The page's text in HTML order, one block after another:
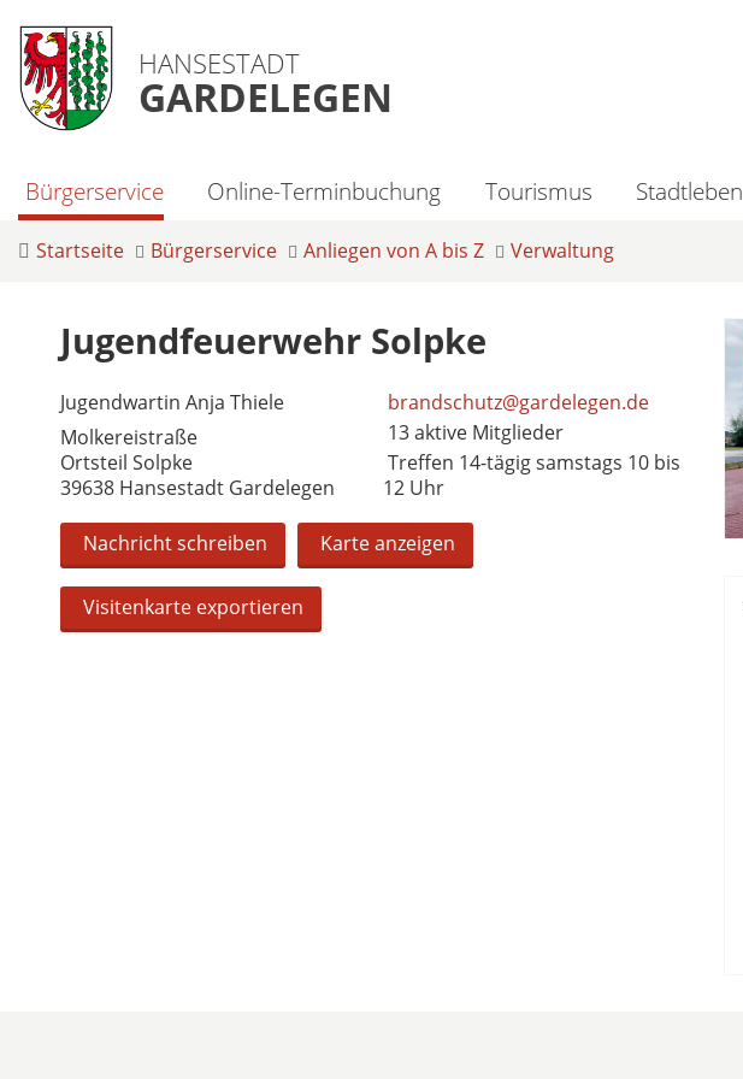
HANSESTADT
GARDELEGEN
Bürgerservice Online-Terminbuchung Tourismus Stadtleben
Startseite Bürgerservice Anliegen von A bis Z Verwaltung
Jugendfeuerwehr Solpke
Jugendwartin Anja Thiele
Molkereistraße
Ortsteil Solpke
39638 Hansestadt Gardelegen
brandschutz@gardelegen.de
13 aktive Mitglieder
Treffen 14-tägig samstags 10 bis
12 Uhr
Nachricht schreiben Karte anzeigen
Visitenkarte exportieren